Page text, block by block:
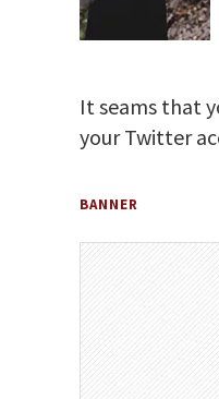
It seams that
your Twitter
BANNER